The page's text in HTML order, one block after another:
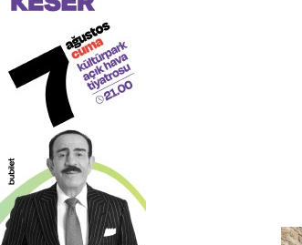
AnaSayfa
Bursa Gündem
TEKNOLOJİ
SAĞLIK
EKONOMİ
Puan Durumu
SPOR
EDİTÖR Y.
KÜNYE